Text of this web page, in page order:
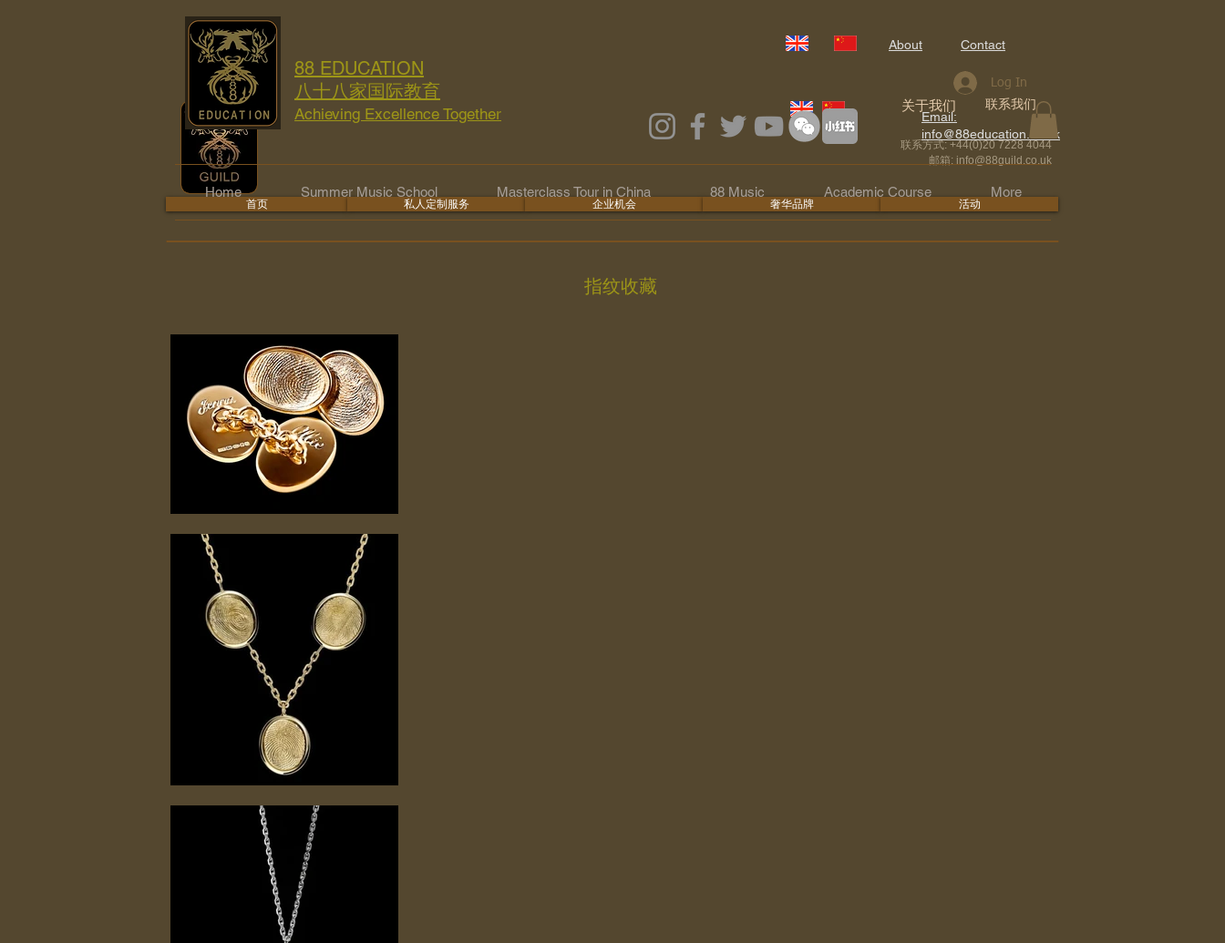
88 EDUCATION
八十八家国际教育
Achieving Excellence Together
About Contact
Log In
Email:
info@88education.co.uk
Home Summer Music School Masterclass Tour in China 88 Music Academic Course More
关于我们 联系我们
联系方式: +44(0)20 7228 4044
邮箱: info@88guild.co.uk
首页 私人定制服务 企业机会 奢华品牌 活动
指纹收藏